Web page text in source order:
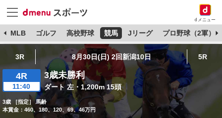
dメニュー
MLB ゴルフ 高校野球 競馬 Jリーグ プロ野球（2軍）
3R 8月30日(日) 2回新潟10日 5R
4R
11:40
3歳未勝利
ダート 左・1,200m 15頭
3歳 ［指定］ 馬齢
本賞金：460、180、120、69、46万円